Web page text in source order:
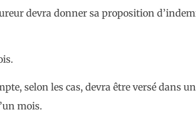
devra donner sa proposition
selon les cas, devra être versé dans
mois.